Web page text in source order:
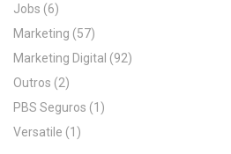
Jobs (6)
Marketing (57)
Marketing Digital (92)
Outros (2)
PBS Seguros (1)
Versatile (1)